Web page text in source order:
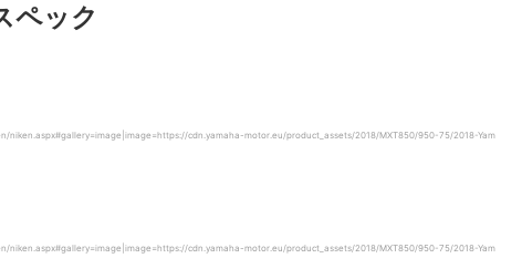
ペック
cdn.yamaha-motor.eu/product_assets/2018/MXT850/950-75/2018-Yam
cdn.yamaha-motor.eu/product_assets/2018/MXT850/950-75/2018-Yam